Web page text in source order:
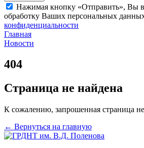
Нажимая кнопку «Отправить», Вы
обработку Ваших персональных
конфиденциальности
Главная
Новости
404
Страница не найдена
К сожалению, запрошенная страница не
← Вернуться на главную